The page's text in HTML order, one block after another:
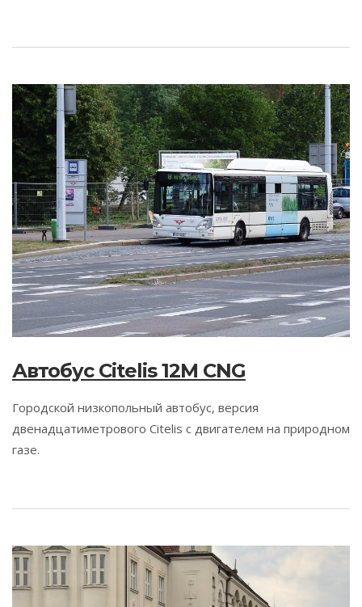
Автобус Citelis 12M CNG
Городской низкопольный автобус, версия
двенадцатиметрового Citelis c двигателем на природном
газе.